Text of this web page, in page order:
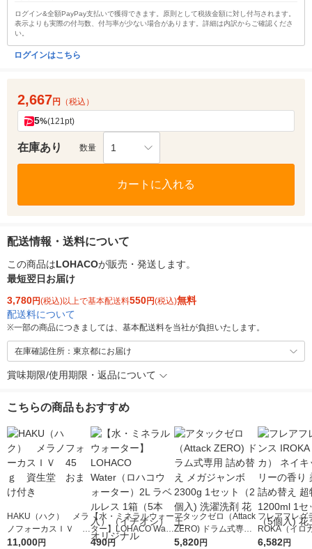
ログイン&全額PayPay支払いで獲得できます。原則として税抜金額に対し付与されます。
表示よりも実際の付与数、付与率が少ない場合があります。詳細は内訳からご確認くださ
い。
ログインはこちら
2,667円 （税込）
5%(121pt)
在庫あり 数量 1
カートに入れる
配送情報・送料について
この商品はLOHACOが販売・発送します。
最短翌日お届け
3,780円(税込)以上で基本配送料550円(税込)無料
配送料について
※一部の商品につきましては、基本配送料を当社が負担いたします。
在庫確認住所：東京都にお届け
賞味期限/使用期限・返品について
こちらの商品もおすすめ
HAKU（ハク） メラ
ノフォーカスＩＶ 4
5ｇ 資生堂 おまけ
11,000円
【水・ミネラルウォー
ター】LOHACO Wate
r（ロハコウォータ
490円
アタックゼロ（Attack
ZERO) ドラム式専用
詰め替え メガジャン
5,820円
フレアフレグ
ROKA（イロ
イキッドリリ
6,582円